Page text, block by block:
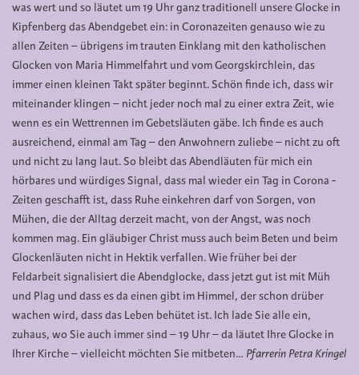
was wert und so läutet um 19 Uhr ganz traditionell unsere Glocke in
Kipfenberg das Abendgebet ein: in Coronazeiten genauso wie zu
allen Zeiten – übrigens im trauten Einklang mit den katholischen
Glocken von Maria Himmelfahrt und vom Georgskirchlein, das
immer einen kleinen Takt später beginnt. Schön finde ich, dass wir
miteinander klingen – nicht jeder noch mal zu einer extra Zeit, wie
wenn es ein Wettrennen im Gebetsläuten gäbe. Ich finde es auch
ausreichend, einmal am Tag – den Anwohnern zuliebe – nicht zu oft
und nicht zu lang laut. So bleibt das Abendläuten für mich ein
hörbares und würdiges Signal, dass mal wieder ein Tag in Corona -
Zeiten geschafft ist, dass Ruhe einkehren darf von Sorgen, von
Mühen, die der Alltag derzeit macht, von der Angst, was noch
kommen mag. Ein gläubiger Christ muss auch beim Beten und beim
Glockenläuten nicht in Hektik verfallen. Wie früher bei der
Feldarbeit signalisiert die Abendglocke, dass jetzt gut ist mit Müh
und Plag und dass es da einen gibt im Himmel, der schon drüber
wachen wird, dass das Leben behütet ist. Ich lade Sie alle ein,
zuhaus, wo Sie auch immer sind – 19 Uhr – da läutet Ihre Glocke in
Ihrer Kirche – vielleicht möchten Sie mitbeten… Pfarrerin Petra Kringel